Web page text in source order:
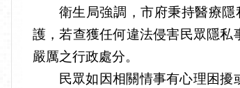
衛生局強調，市府秉持醫療
護，若查獲任何違法侵害民眾隱
嚴厲之行政處分。
民眾如因相關情事有心理困